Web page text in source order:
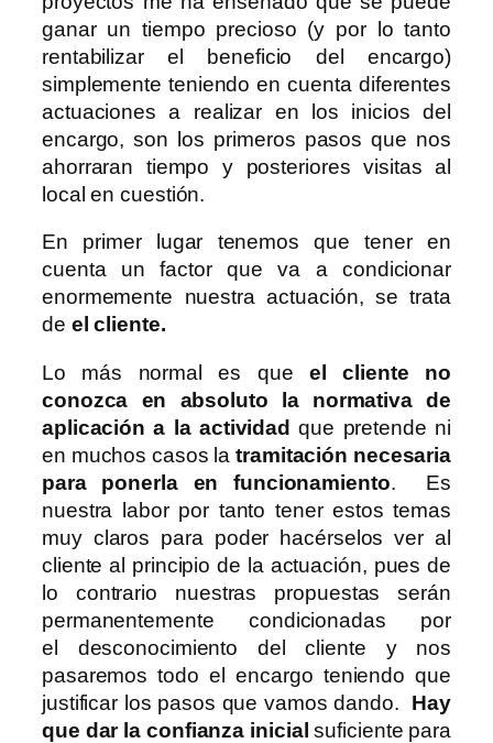
ganar un tiempo precioso (y por lo tanto
rentabilizar el beneficio del encargo)
simplemente teniendo en cuenta diferentes
actuaciones a realizar en los inicios del
encargo, son los primeros pasos que nos
ahorraran tiempo y posteriores visitas al
local en cuestión.
En primer lugar tenemos que tener en
cuenta un factor que va a condicionar
enormemente nuestra actuación, se trata
de el cliente.
Lo más normal es queel cliente no
conozca en absoluto la normativa de
aplicación a la actividad que pretende ni
en muchos casos latramitación necesaria
para ponerla en funcionamiento. Es
nuestra labor por tanto tener estos temas
muy claros para poder hacérselos ver al
cliente al principio de la actuación, pues de
lo contrario nuestras propuestas serán
permanentemente condicionadas por
el desconocimiento del cliente y nos
pasaremos todo el encargo teniendo que
justificar los pasos que vamos dando. Hay
que dar la confianza inicial suficiente para